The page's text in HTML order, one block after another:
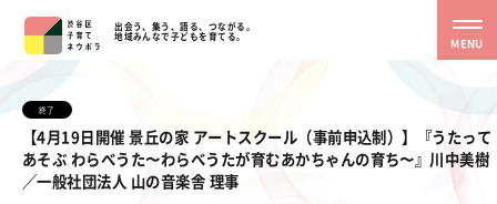
出会う、集う、語る、つながる。
地域みんなで子どもを育てる。
MENU
終了
【4月19日開催 景丘の家 アートスクール（事前申込制）】『うたって
あそぶ わらべうた〜わらべうたが育むあかちゃんの育ち〜』川中美樹
／一般社団法人 山の音楽舎 理事